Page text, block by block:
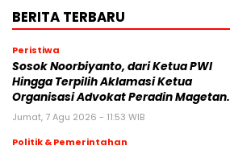
BERITA TERBARU
Peristiwa
Sosok Noorbiyanto, dari Ketua PWI
Hingga Terpilih Aklamasi Ketua
Organisasi Advokat Peradin Magetan.
Jumat, 7 Agu 2026 - 11:53 WIB
Politik & Pemerintahan